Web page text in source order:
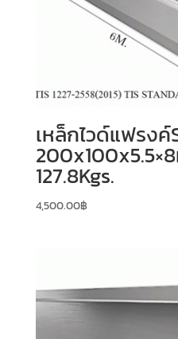
เหล็กไวด์แฟรงค์
127.8Kgs.
4,500.00฿